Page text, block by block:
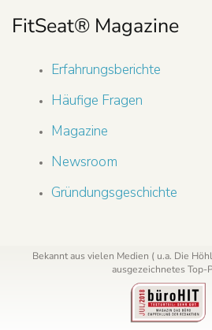
FitSeat® Magazine
Erfahrungsberichte
Häufige Fragen
Magazine
Newsroom
Gründungsgeschichte
Bekannt aus vielen Medien ( u.a. Die
ausgezeichnetes Top-